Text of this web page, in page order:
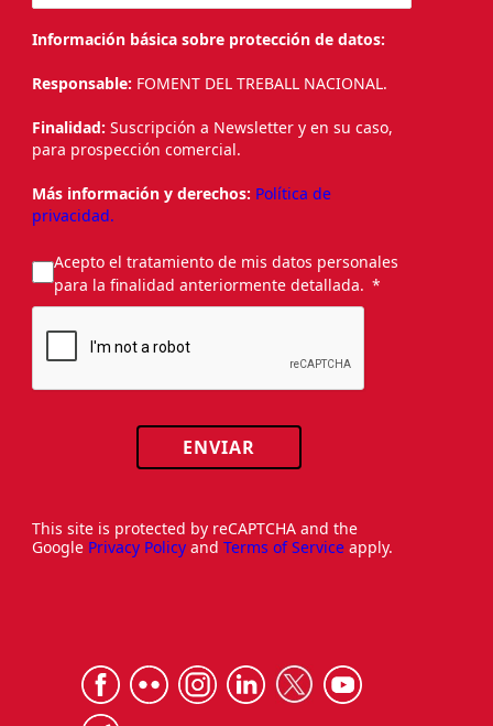
Información básica sobre protección de datos:
Responsable: FOMENT DEL TREBALL NACIONAL.
Finalidad: Suscripción a Newsletter y en su caso,
para prospección comercial.
Más información y derechos: Política de
privacidad.
Acepto el tratamiento de mis datos personales
para la finalidad anteriormente detallada.
ENVIAR
This site is protected by reCAPTCHA and the
Google Privacy Policy and Terms of Service apply.